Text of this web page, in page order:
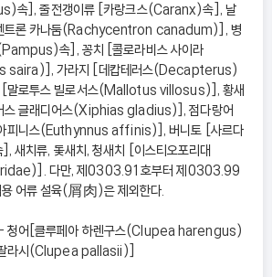
속], 줄전갱이류 [카랑크스(Caranx)속], 날
트론 카나둠(Rachycentron canadum)], 병
속], 꽁치 [콜로라비스 사이라
saira)], 가라지 [데캅테러스(Decapterus)
[말로투스 빌로서스(Mallotus villosus)], 황새
스 글래디어스(Xiphias gladius)], 점다랑어
피니스(Euthynnus affinis)], 버니토 [사르다
새치류, 돛새치, 청새치 [이스티오포리대
다만, 제0303.91호부터 제0303.99
용 어류 설육(屑肉)은 제외한다.
어[클루페아 하렌구스(Clupea harengus)
팔라시(Clupea pallasii)]